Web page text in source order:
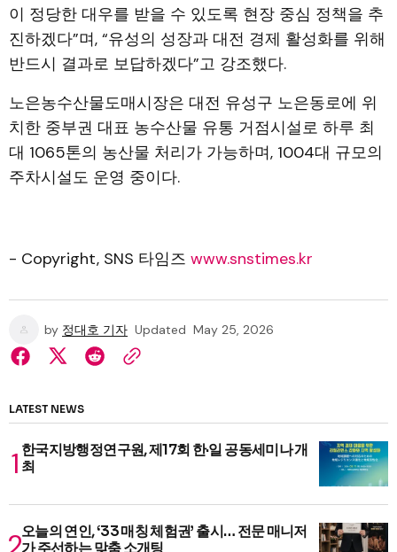
이 정당한 대우를 받을 수 있도록 현장 중심 정책을 추
진하겠다”며, “유성의 성장과 대전 경제 활성화를 위해
반드시 결과로 보답하겠다”고 강조했다.
노은농수산물도매시장은 대전 유성구 노은동로에 위
치한 중부권 대표 농수산물 유통 거점시설로 하루 최
대 1065톤의 농산물 처리가 가능하며, 1004대 규모의
주차시설도 운영 중이다.
- Copyright, SNS 타임즈 www.snstimes.kr
by 정대호 기자 Updated May 25, 2026
LATEST NEWS
한국지방행정연구원, 제17회 한·일 공동세미나 개
최
오늘의 연인, ‘33 매칭 체험권’ 출시… 전문 매니저
가 주선하는 맞춤 소개팅